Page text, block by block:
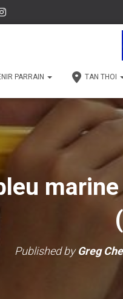
PARRAIN TAN THOI
Published byGreg